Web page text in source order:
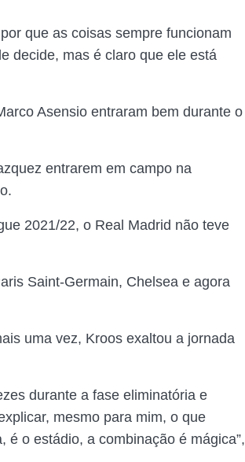
que as coisas sempre funcionam
decide, mas é claro que ele está
Asensio entraram bem durante o
entrarem em campo na
2021/22, o Real Madrid não teve
Saint-Germain, Chelsea e agora
uma vez, Kroos exaltou a jornada
durante a fase eliminatória e
mesmo para mim, o que
o estádio, a combinação é mágica”,